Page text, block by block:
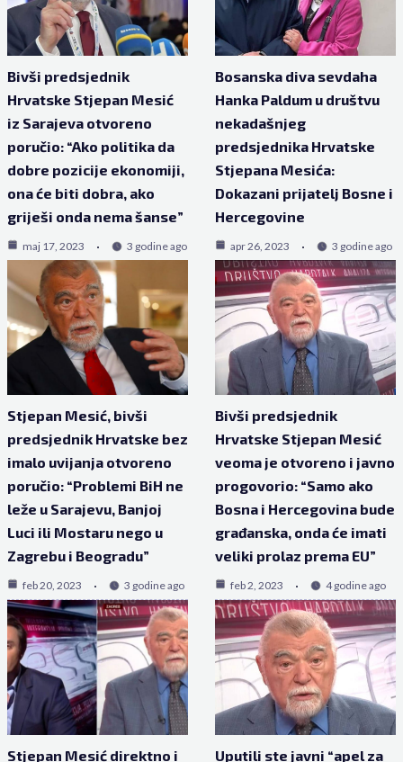
Bivši predsjednik
Hrvatske Stjepan Mesić
iz Sarajeva otvoreno
poručio: “Ako politika da
dobre pozicije ekonomiji,
ona će biti dobra, ako
griješi onda nema šanse”
maj 17, 2023 3 godine ago
Bosanska diva sevdaha
Hanka Paldum u društvu
nekadašnjeg
predsjednika Hrvatske
Stjepana Mesića:
Dokazani prijatelj Bosne i
Hercegovine
apr 26, 2023 3 godine ago
Stjepan Mesić, bivši
predsjednik Hrvatske bez
imalo uvijanja otvoreno
poručio: “Problemi BiH ne
leže u Sarajevu, Banjoj
Luci ili Mostaru nego u
Zagrebu i Beogradu”
feb 20, 2023 3 godine ago
Bivši predsjednik
Hrvatske Stjepan Mesić
veoma je otvoreno i javno
progovorio: “Samo ako
Bosna i Hercegovina bude
građanska, onda će imati
veliki prolaz prema EU”
feb 2, 2023 4 godine ago
Stjepan Mesić direktno i
Uputili ste javni “apel za